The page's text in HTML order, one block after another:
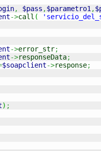
, $pass ,$parametro1 ,
->call (
->error_str;
->responseData;
$soapclient->response;
) ;